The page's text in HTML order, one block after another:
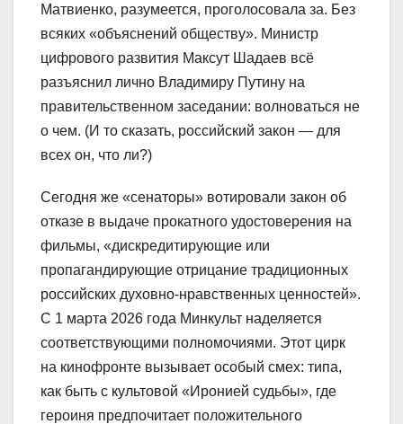
Матвиенко, разумеется, проголосовала за. Без
всяких «объяснений обществу». Министр
цифрового развития Максут Шадаев всё
разъяснил лично Владимиру Путину на
правительственном заседании: волноваться не
о чем. (И то сказать, российский закон — для
всех он, что ли?)
Сегодня же «сенаторы» вотировали закон об
отказе в выдаче прокатного удостоверения на
фильмы, «дискредитирующие или
пропагандирующие отрицание традиционных
российских духовно-нравственных ценностей».
С 1 марта 2026 года Минкульт наделяется
соответствующими полномочиями. Этот цирк
на кинофронте вызывает особый смех: типа,
как быть с культовой «Иронией судьбы», где
героиня предпочитает положительного